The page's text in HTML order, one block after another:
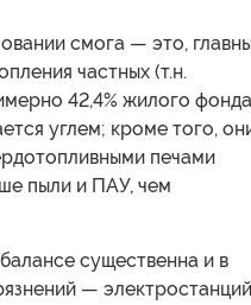
смога — это,
частных (т.н.
42,4% жилого фонда
углем; кроме того,
печами
пыли и ПАУ, чем
существенна и в
—